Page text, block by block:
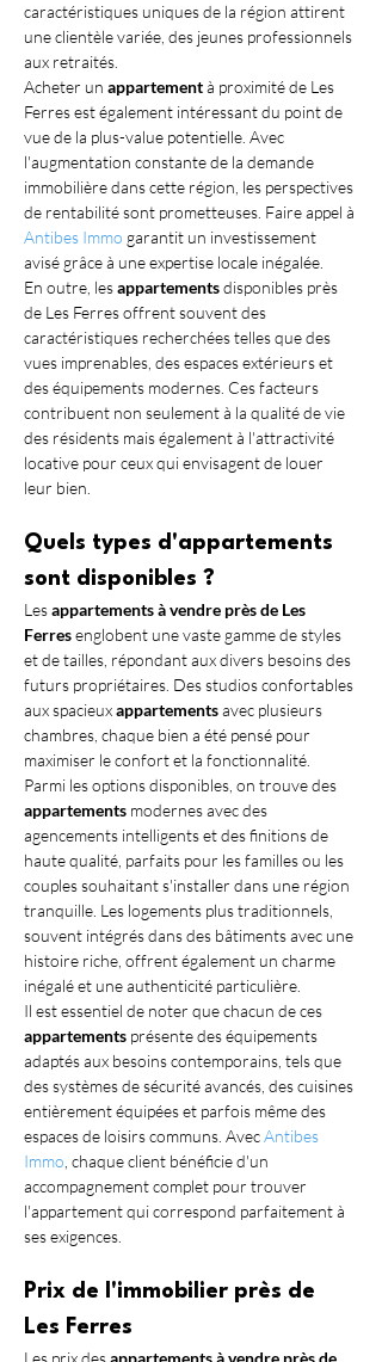
caractéristiques uniques de la région attirent
une clientèle variée, des jeunes professionnels
aux retraités.
Acheter un appartement à proximité de Les
Ferres est également intéressant du point de
vue de la plus-value potentielle. Avec
l'augmentation constante de la demande
immobilière dans cette région, les perspectives
de rentabilité sont prometteuses. Faire appel à
Antibes Immo garantit un investissement
avisé grâce à une expertise locale inégalée.
En outre, les appartements disponibles près
de Les Ferres offrent souvent des
caractéristiques recherchées telles que des
vues imprenables, des espaces extérieurs et
des équipements modernes. Ces facteurs
contribuent non seulement à la qualité de vie
des résidents mais également à l'attractivité
locative pour ceux qui envisagent de louer
leur bien.
Quels types d'appartements
sont disponibles ?
Les appartements à vendre près de Les
Ferres englobent une vaste gamme de styles
et de tailles, répondant aux divers besoins des
futurs propriétaires. Des studios confortables
aux spacieux appartements avec plusieurs
chambres, chaque bien a été pensé pour
maximiser le confort et la fonctionnalité.
Parmi les options disponibles, on trouve des
appartements modernes avec des
agencements intelligents et des finitions de
haute qualité, parfaits pour les familles ou les
couples souhaitant s'installer dans une région
tranquille. Les logements plus traditionnels,
souvent intégrés dans des bâtiments avec une
histoire riche, offrent également un charme
inégalé et une authenticité particulière.
Il est essentiel de noter que chacun de ces
appartements présente des équipements
adaptés aux besoins contemporains, tels que
des systèmes de sécurité avancés, des cuisines
entièrement équipées et parfois même des
espaces de loisirs communs. Avec Antibes
Immo , chaque client bénéficie d'un
accompagnement complet pour trouver
l'appartement qui correspond parfaitement à
ses exigences.
Prix de l'immobilier près de
Les Ferres
Les prix des appartements à vendre près de